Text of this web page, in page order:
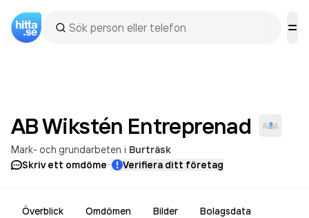
AB Wikstén Entreprenad
Mark- och grundarbeten i Burträsk
Skriv ett omdöme· Verifiera ditt företag
Överblick Omdömen Bilder Bolagsdata